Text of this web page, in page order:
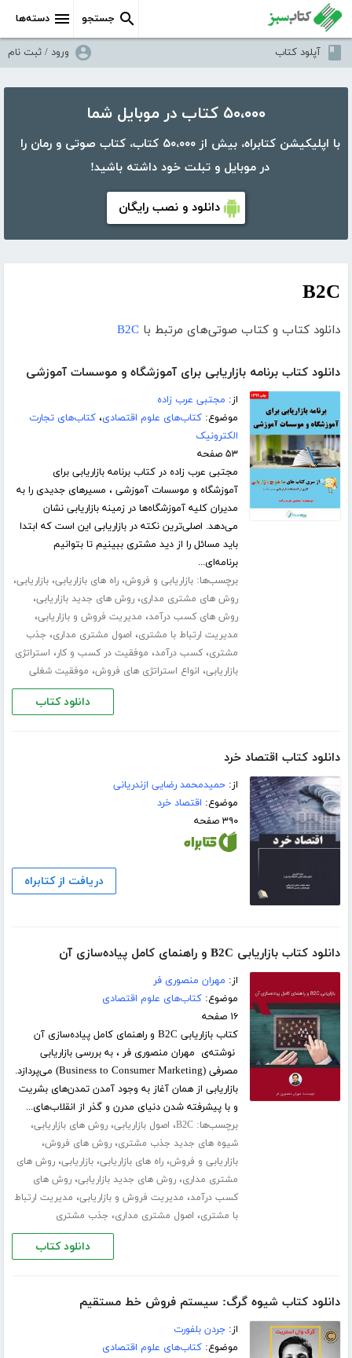
دسته‌ها جستجو
آپلود کتاب ورود / ثبت نام
۵۰،۰۰۰ کتاب در موبایل شما
با اپلیکیشن کتابراه، بیش از ۵۰،۰۰۰ کتاب، کتاب صوتی و رمان را
در موبایل و تبلت خود داشته باشید!
دانلود و نصب رایگان
B2C
دانلود کتاب و کتاب صوتی‌های مرتبط با B2C
دانلود کتاب برنامه بازاریابی برای آموزشگاه و موسسات آموزشی
از: مجتبی عرب زاده
موضوع:کتاب‌های علوم اقتصادی،کتاب‌های تجارت
الکترونیک
۵۳ صفحه
مجتبی عرب زاده در کتاب برنامه بازاریابی برای
آموزشگاه و موسسات آموزشی ، مسیر‌های جدیدی را به
مدیران کلیه آموزشگاه‌ها در زمینه بازاریابی نشان
می‌دهد. اصلی‌ترین نکته در بازاریابی این است که ابتدا
باید مسائل را از دید مشتری ببینیم تا بتوانیم
برنامه‌ای...
برچسب‌ها:بازاریابی و فروش،راه های بازاریابی،بازاریابی،
روش های مشتری مداری،روش های جدید بازاریابی،
روش های کسب درآمد، مدیریت فروش و بازاریابی،
مدیریت ارتباط با مشتری، اصول مشتری مداری، جذب
مشتری،کسب درآمد، موفقیت در کسب و کار، استراتژی
بازاریابی، انواع استراتژی های فروش، موفقیت شغلی
دانلود کتاب
دانلود کتاب اقتصاد خرد
از:حمیدمحمد رضایی ازندریانی
موضوع: اقتصاد خرد
۳۹۰ صفحه
دریافت از کتابراه
دانلود کتاب بازاریابی B2C و راهنمای کامل پیاده‌سازی آن
از: مهران منصوری فر
موضوع:کتاب‌های علوم اقتصادی
۱۶ صفحه
کتاب بازاریابی B2C و راهنمای کامل پیاده‌سازی آن
نوشته‌ی مهران منصوری فر ، به بررسی بازاریابی
مصرفی (Business to Consumer Marketing) می‌پردازد.
بازاریابی از همان آغاز به وجود آمدن تمدن‌های بشریت
و با پیشرفته شدن دنیای مدرن و گذر از انقلاب‌های...
برچسب‌ها:B2C، اصول بازاریابی،روش های بازاریابی،
شیوه های جدید جذب مشتری،روش های فروش،
بازاریابی و فروش،راه های بازاریابی،بازاریابی،روش های
مشتری مداری،روش های جدید بازاریابی،روش های
کسب درآمد، مدیریت فروش و بازاریابی، مدیریت ارتباط
با مشتری، اصول مشتری مداری، جذب مشتری
دانلود کتاب
دانلود کتاب شیوه گرگ: سیستم فروش خط مستقیم
از:جردن بلفورت
موضوع:کتاب‌های علوم اقتصادی